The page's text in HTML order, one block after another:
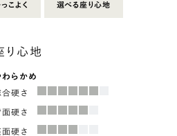
こよく 選べる座り心地
り心地
わらかめ
合硬さ
面硬さ
面硬さ
合硬さ
面硬さ
面硬さ